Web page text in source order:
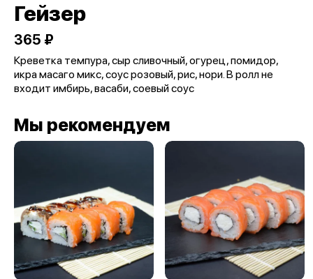
Гейзер
365 ₽
Креветка темпура, сыр сливочный, огурец, помидор,
икра масаго микс, соус розовый, рис, нори. В ролл не
входит имбирь, васаби, соевый соус
Мы рекомендуем